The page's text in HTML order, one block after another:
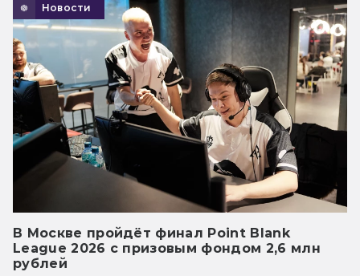
Новости
В Москве пройдёт финал Point Blank
League 2026 с призовым фондом 2,6 млн
рублей